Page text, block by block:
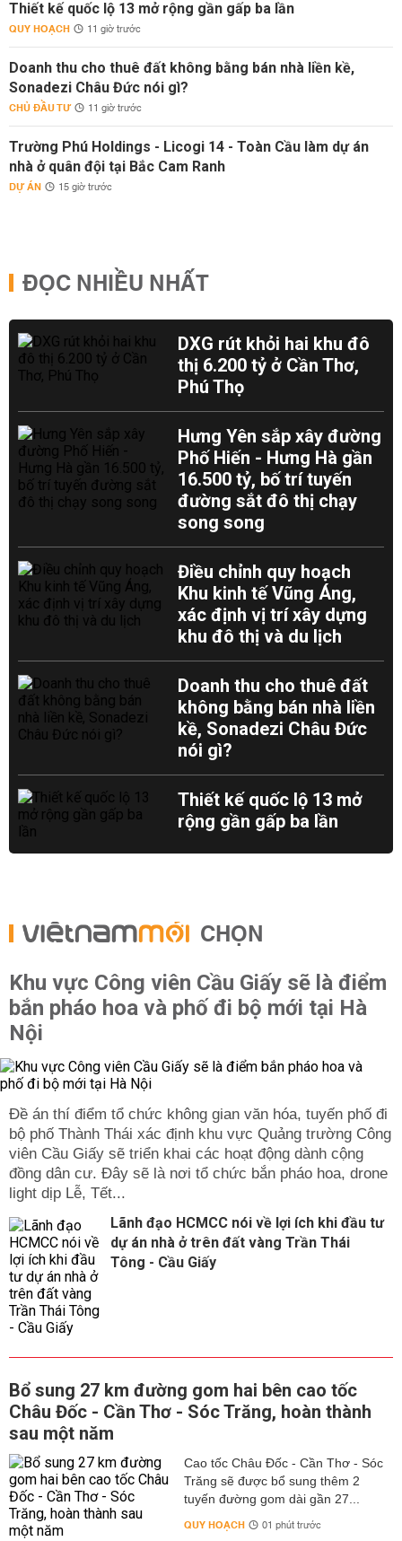
Thiết kế quốc lộ 13 mở rộng gần gấp ba lần
QUY HOẠCH 11 giờ trước
Doanh thu cho thuê đất không bằng bán nhà liền kề,
Sonadezi Châu Đức nói gì?
CHỦ ĐẦU TƯ 11 giờ trước
Trường Phú Holdings - Licogi 14 - Toàn Cầu làm dự án
nhà ở quân đội tại Bắc Cam Ranh
DỰ ÁN 15 giờ trước
ĐỌC NHIỀU NHẤT
DXG rút khỏi hai khu đô
thị 6.200 tỷ ở Cần Thơ,
Phú Thọ
Hưng Yên sắp xây đường
Phố Hiến - Hưng Hà gần
16.500 tỷ, bố trí tuyến
đường sắt đô thị chạy
song song
Điều chỉnh quy hoạch
Khu kinh tế Vũng Áng,
xác định vị trí xây dựng
khu đô thị và du lịch
Doanh thu cho thuê đất
không bằng bán nhà liền
kề, Sonadezi Châu Đức
nói gì?
Thiết kế quốc lộ 13 mở
rộng gần gấp ba lần
CHỌN
Khu vực Công viên Cầu Giấy sẽ là điểm
bắn pháo hoa và phố đi bộ mới tại Hà
Nội
Đề án thí điểm tổ chức không gian văn hóa, tuyến phố đi
bộ phố Thành Thái xác định khu vực Quảng trường Công
viên Cầu Giấy sẽ triển khai các hoạt động dành cộng
đồng dân cư. Đây sẽ là nơi tổ chức bắn pháo hoa, drone
light dịp Lễ, Tết...
Lãnh đạo HCMCC nói về lợi ích khi đầu tư
dự án nhà ở trên đất vàng Trần Thái
Tông - Cầu Giấy
Bổ sung 27 km đường gom hai bên cao tốc
Châu Đốc - Cần Thơ - Sóc Trăng, hoàn thành
sau một năm
Cao tốc Châu Đốc - Cần Thơ - Sóc
Trăng sẽ được bổ sung thêm 2
tuyến đường gom dài gần 27...
QUY HOẠCH 01 phút trước